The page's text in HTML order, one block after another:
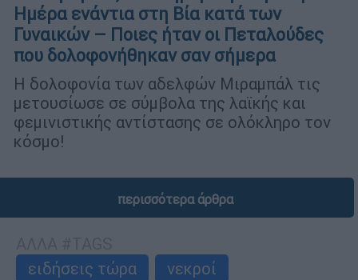
Ημέρα ενάντια στη Βία κατά των
Γυναικών – Ποιες ήταν οι Πεταλούδες
που δολοφονήθηκαν σαν σήμερα
Η δολοφονία των αδελφών Μιραμπάλ τις
μετουσίωσε σε σύμβολα της λαϊκής και
φεμινιστικής αντίστασης σε ολόκληρο τον
κόσμο!
περισσότερα άρθρα
ειδήσεις τώρα
νεκροί